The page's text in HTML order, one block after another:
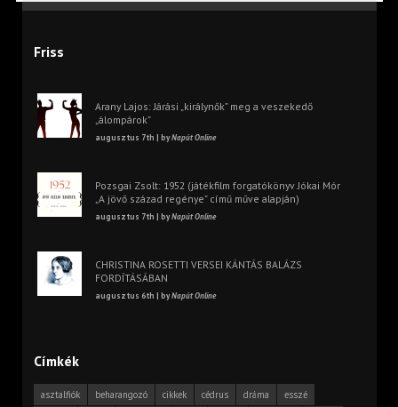
Friss
Arany Lajos: Járási „királynők” meg a veszekedő
„álompárok”
augusztus 7th | byNapút Online
Pozsgai Zsolt: 1952 (játékfilm forgatókönyv Jókai Mór
„A jövő század regénye” című műve alapján)
augusztus 7th | byNapút Online
CHRISTINA ROSETTI VERSEI KÁNTÁS BALÁZS
FORDÍTÁSÁBAN
augusztus 6th | byNapút Online
Címkék
asztalfiók beharangozó cikkek cédrus dráma
esszé